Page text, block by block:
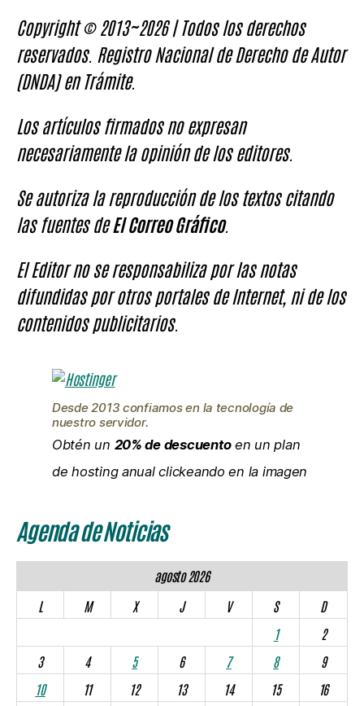
Copyright © 2013~2026 | Todos los derechos
reservados. Registro Nacional de Derecho de Autor
(DNDA) en Trámite.
Los artículos firmados no expresan
necesariamente la opinión de los editores.
Se autoriza la reproducción de los textos citando
las fuentes deEl Correo Gráfico.
El Editor no se responsabiliza por las notas
difundidas por otros portales de Internet, ni de los
contenidos publicitarios.
Desde 2013 confiamos en la tecnología de
nuestro servidor.
Obtén un 20% de descuentoen un plan
de hosting anual clickeando en la imagen
Agenda de Noticias
agosto 2026
L
M X J V S
D
1
2
3
4 5 6 7 8
9
10
11 12 13 14 15
16